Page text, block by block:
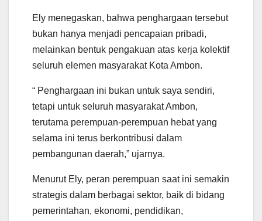
Ely menegaskan, bahwa penghargaan tersebut
bukan hanya menjadi pencapaian pribadi,
melainkan bentuk pengakuan atas kerja kolektif
seluruh elemen masyarakat Kota Ambon.
“ Penghargaan ini bukan untuk saya sendiri,
tetapi untuk seluruh masyarakat Ambon,
terutama perempuan-perempuan hebat yang
selama ini terus berkontribusi dalam
pembangunan daerah,” ujarnya.
Menurut Ely, peran perempuan saat ini semakin
strategis dalam berbagai sektor, baik di bidang
pemerintahan, ekonomi, pendidikan,